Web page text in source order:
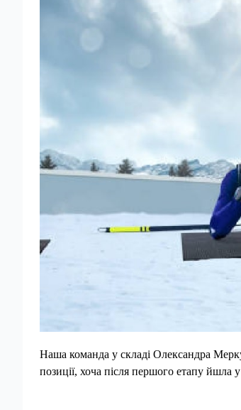
Наша команда у складі Олександра
позиції, хоча після першого етапу йшла